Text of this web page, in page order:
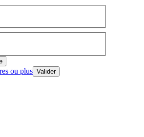
ou plus Valider